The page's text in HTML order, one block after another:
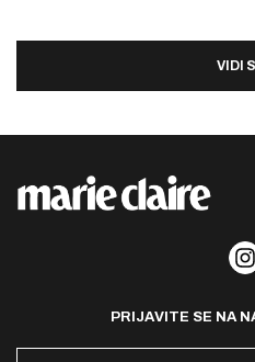
VIDI
PRIJAVITE SE NA